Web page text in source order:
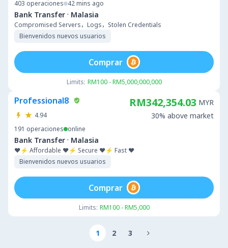
403 operaciones 42 mins ago
Bank Transfer · Malasia
Compromised Servers，Logs，Stolen Credentials
Bienvenidos nuevos usuarios
Limits: RM100 - RM5,000,000,000
Comprar
Professional8
4.94
191 operaciones online
Bank Transfer · Malasia
❤️⚡ Affordable ❤️⚡ Secure ❤️⚡ Fast ❤️
Bienvenidos nuevos usuarios
RM342,354.03 MYR
30% above market
Limits: RM100 - RM5,000
Comprar
1 2 3 